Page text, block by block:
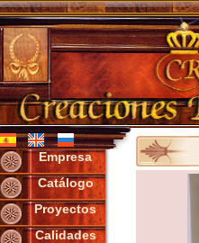
Empresa
Catálogo
Proyectos
Calidades